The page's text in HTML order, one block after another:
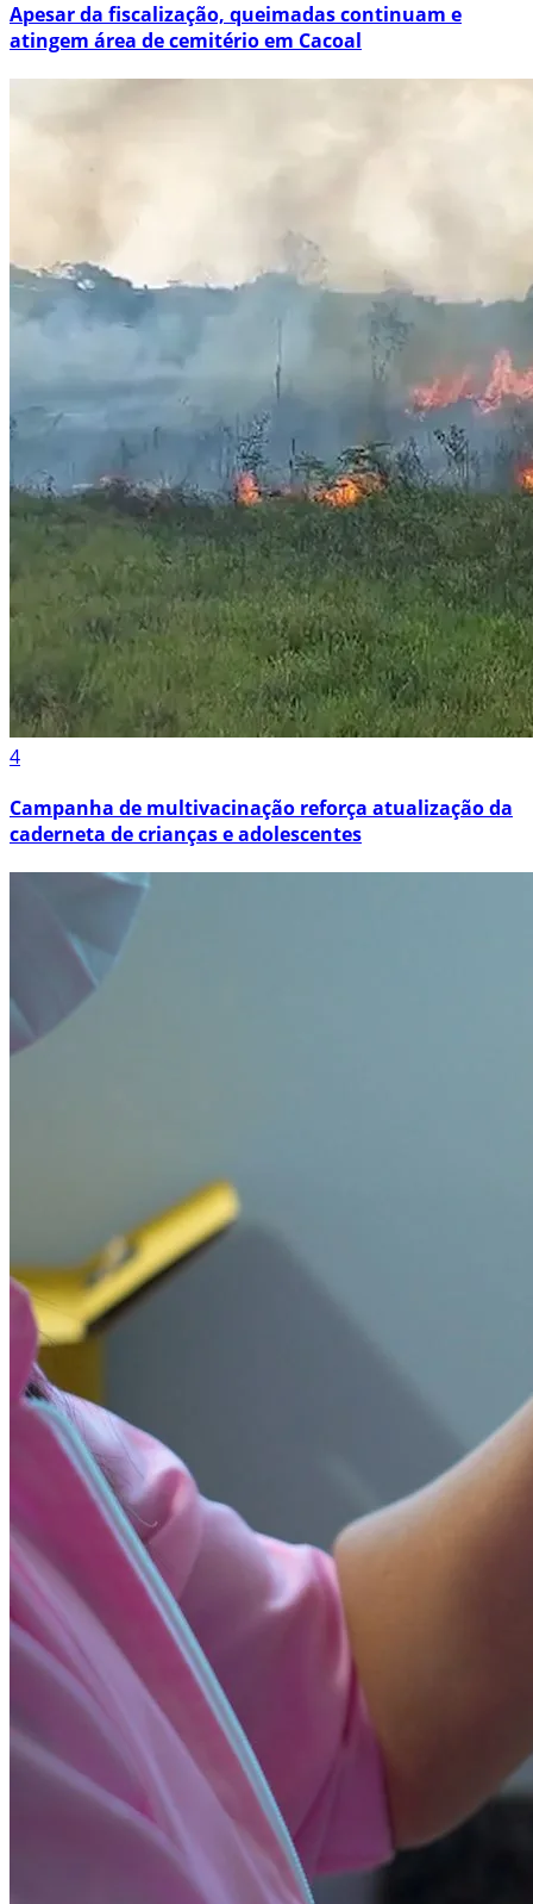
Apesar da fiscalização, queimadas continuam e
atingem área de cemitério em Cacoal
4
Campanha de multivacinação reforça atualização da
caderneta de crianças e adolescentes